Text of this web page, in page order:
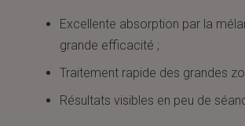
Excellente absorption par la
grande efficacité ;
Traitement rapide des grandes
Résultats visibles en peu de